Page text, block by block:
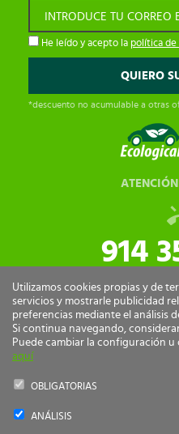
INTRODUCE TU CORREO
He leído y acepto la política de
*descuento no acumulable a otras
914
Utilizamos cookies propias y de
servicios y mostrarle publicidad
preferencias mediante el análisis
Si continua navegando,
Puede cambiar la configuración
aquí
OBLIGATORIAS
ANÁLISIS